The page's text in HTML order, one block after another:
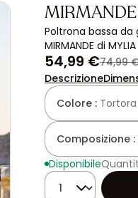
MIRMANDE
Poltrona bassa
MIRMANDE di MYLIA
54,99 €74,99
Descrizione
Colore : Tortora
Composizione :
Disponibile
Quantità